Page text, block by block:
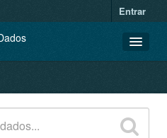
Entrar